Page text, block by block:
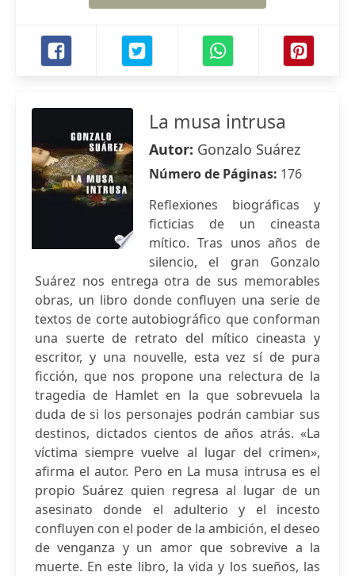
La musa intrusa
Autor: Gonzalo Suárez
Número de Páginas: 176
Reflexiones biográficas y
ficticias de un cineasta
mítico. Tras unos años de
silencio, el gran Gonzalo
Suárez nos entrega otra de sus memorables
obras, un libro donde confluyen una serie de
textos de corte autobiográfico que conforman
una suerte de retrato del mítico cineasta y
escritor, y una nouvelle, esta vez sí de pura
ficción, que nos propone una relectura de la
tragedia de Hamlet en la que sobrevuela la
duda de si los personajes podrán cambiar sus
destinos, dictados cientos de años atrás. «La
víctima siempre vuelve al lugar del crimen»,
afirma el autor. Pero en La musa intrusa es el
propio Suárez quien regresa al lugar de un
asesinato donde el adulterio y el incesto
confluyen con el poder de la ambición, el deseo
de venganza y un amor que sobrevive a la
muerte. En este libro, la vida y los sueños, las